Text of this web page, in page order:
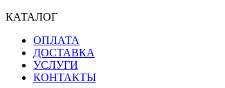
КАТАЛОГ
ОПЛАТА
ДОСТАВКА
УСЛУГИ
КОНТАКТЫ